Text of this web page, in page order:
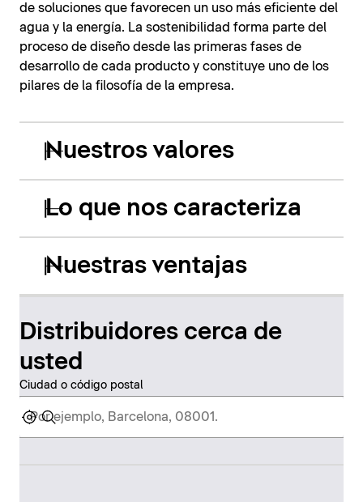
de soluciones que favorecen un uso más eficiente del
agua y la energía. La sostenibilidad forma parte del
proceso de diseño desde las primeras fases de
desarrollo de cada producto y constituye uno de los
pilares de la filosofía de la empresa.
Nuestros valores
Lo que nos caracteriza
Nuestras ventajas
Distribuidores cerca de
usted
Ciudad o código postal